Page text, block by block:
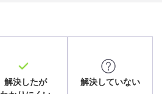
解決したが
解決していない